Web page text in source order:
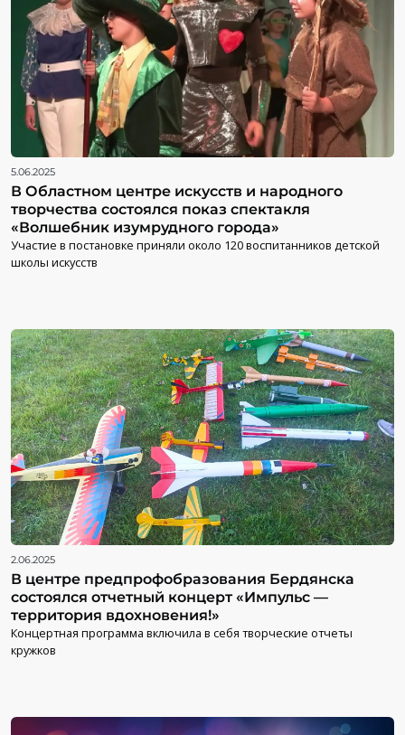
5.06.2025
В Областном центре искусств и народного
творчества состоялся показ спектакля
«Волшебник изумрудного города»
Участие в постановке приняли около 120 воспитанников детской
школы искусств
2.06.2025
В центре предпрофобразования Бердянска
состоялся отчетный концерт «Импульс —
территория вдохновения!»
Концертная программа включила в себя творческие отчеты
кружков